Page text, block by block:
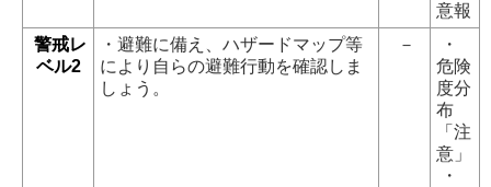
意報
警戒レ
ベル2
・避難に備え、ハザードマップ等
により自らの避難行動を確認しま
しょう。
－
・
危険
度分
布
「注
意」
・